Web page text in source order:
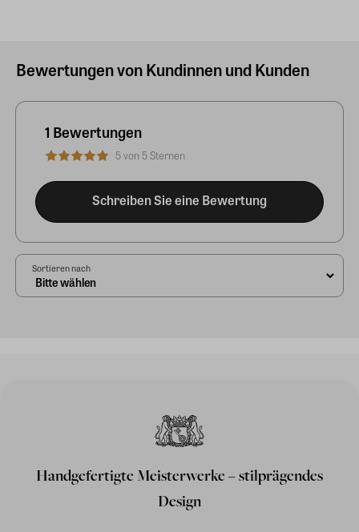
Bewertungen von Kundinnen und Kunden
1 Bewertungen
5 von 5 Sternen
Schreiben Sie eine Bewertung
Sortieren nach
Handgefertigte Meisterwerke – stilprägendes
Design